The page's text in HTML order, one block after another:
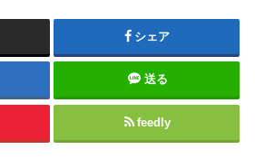
シェア
送る
feedly